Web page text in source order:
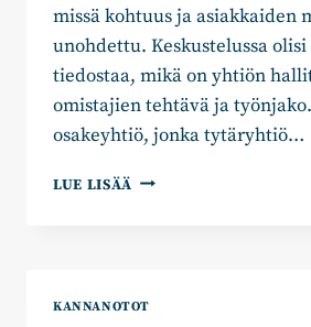
missä kohtuus ja asiakkaiden
unohdettu. Keskustelussa olisi
tiedostaa, mikä on yhtiön
omistajien tehtävä ja
osakeyhtiö, jonka tytäryhtiö…
LUE LISÄÄ HANNU
KANNANOTOT